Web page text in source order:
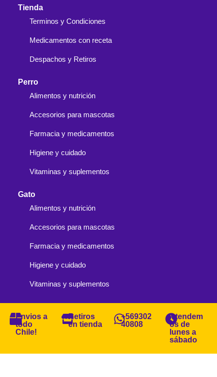
Tienda
Terminos y Condiciones
Medicamentos con receta
Despachos y Retiros
Perro
Alimentos y nutrición
Accesorios para mascotas
Farmacia y medicamentos
Higiene y cuidado
Vitaminas y suplementos
Gato
Alimentos y nutrición
Accesorios para mascotas
Farmacia y medicamentos
Higiene y cuidado
Vitaminas y suplementos
Envios a
todo
Chile!
Retiros
en tienda
+569302
40808
Atendem
os de
lunes a
sábado